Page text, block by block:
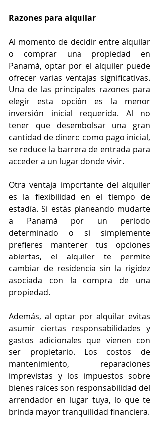
Razones para alquilar
Al momento de decidir entre alquilar
o comprar una propiedad en
Panamá, optar por el alquiler puede
ofrecer varias ventajas significativas.
Una de las principales razones para
elegir esta opción es la menor
inversión inicial requerida. Al no
tener que desembolsar una gran
cantidad de dinero como pago inicial,
se reduce la barrera de entrada para
acceder a un lugar donde vivir.
Otra ventaja importante del alquiler
es la flexibilidad en el tiempo de
estadía. Si estás planeando mudarte
a Panamá por un periodo
determinado o si simplemente
prefieres mantener tus opciones
abiertas, el alquiler te permite
cambiar de residencia sin la rigidez
asociada con la compra de una
propiedad.
Además, al optar por alquilar evitas
asumir ciertas responsabilidades y
gastos adicionales que vienen con
ser propietario. Los costos de
mantenimiento, reparaciones
imprevistas y los impuestos sobre
bienes raíces son responsabilidad del
arrendador en lugar tuya, lo que te
brinda mayor tranquilidad financiera.